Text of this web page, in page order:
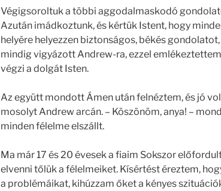
Végigsoroltuk a többi aggodalmaskodó
Azután imádkoztunk, és kértük Istent, hogy
helyére helyezzen biztonságos, békés
mindig vigyázott Andrew-ra, ezzel
végzi a dolgát Isten.
Az együtt mondott Ámen után felnéztem, és jó
mosolyt Andrew arcán. – Köszönöm, anya! –
minden félelme elszállt.
Ma már 17 és 20 évesek a fiaim Sokszor
elvenni tőlük a félelmeiket. Kísértést éreztem,
a problémáikat, kihúzzam őket a kényes